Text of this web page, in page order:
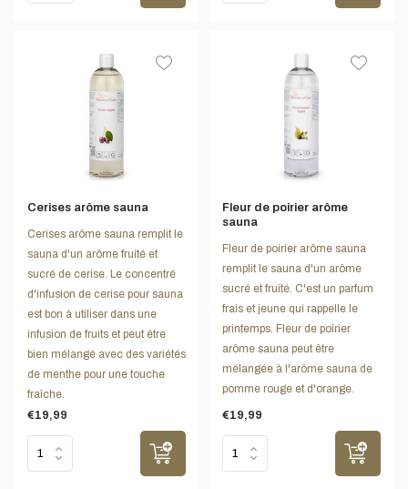
Cerises arôme sauna
Cerises arôme sauna remplit le
sauna d'un arôme fruité et
sucré de cerise. Le concentré
d'infusion de cerise pour sauna
est bon à utiliser dans une
infusion de fruits et peut être
bien mélangé avec des variétés
de menthe pour une touche
fraîche.
€19,99
Fleur de poirier arôme
sauna
Fleur de poirier arôme sauna
remplit le sauna d'un arôme
sucré et fruité. C'est un parfum
frais et jeune qui rappelle le
printemps. Fleur de poirier
arôme sauna peut être
mélangée à l'arôme sauna de
pomme rouge et d'orange.
€19,99